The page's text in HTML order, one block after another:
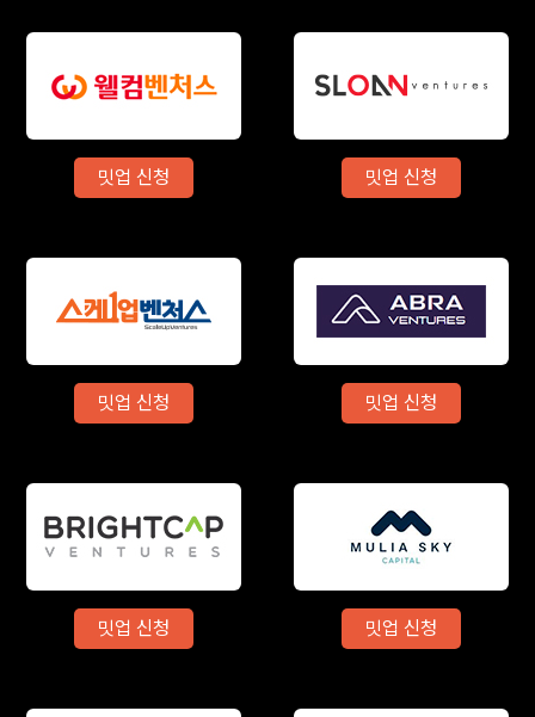
밋업 신청 밋업 신청
밋업 신청 밋업 신청
밋업 신청 밋업 신청